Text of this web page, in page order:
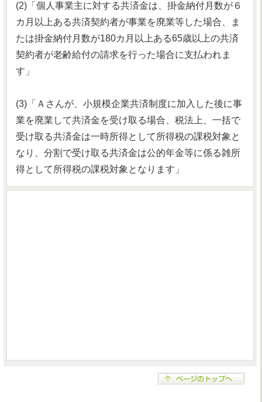
(2)「個人事業主に対する共済金は、掛金納付月数が６
カ月以上ある共済契約者が事業を廃業等した場合、ま
たは掛金納付月数が180カ月以上ある65歳以上の共済
契約者が老齢給付の請求を行った場合に支払われま
す」
(3)「Ａさんが、小規模企業共済制度に加入した後に事
業を廃業して共済金を受け取る場合、税法上、一括で
受け取る共済金は一時所得として所得税の課税対象と
なり、分割で受け取る共済金は公的年金等に係る雑所
得として所得税の課税対象となります」